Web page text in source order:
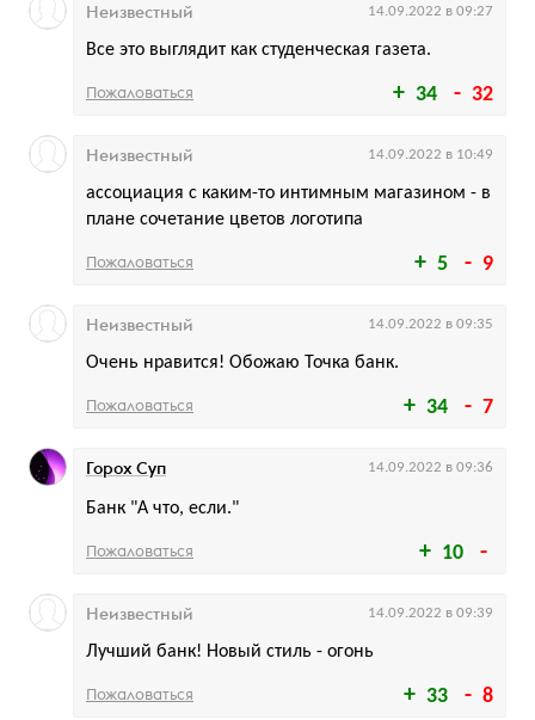
34 32
Все это выглядит как студенческая газета.
Неизвестный 14.09.2022 в 09:27
Пожаловаться
5 9
ассоциация с каким-то интимным магазином - в
плане сочетание цветов логотипа
Неизвестный 14.09.2022 в 10:49
Пожаловаться
34 7
Очень нравится! Обожаю Точка банк.
Неизвестный 14.09.2022 в 09:35
Пожаловаться
10
Банк "А что, если."
Горох Суп 14.09.2022 в 09:36
Пожаловаться
33 8
Лучший банк! Новый стиль - огонь
Неизвестный 14.09.2022 в 09:39
Пожаловаться